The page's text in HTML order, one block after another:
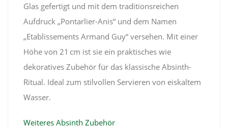
Glas gefertigt und mit dem traditionsreichen
Aufdruck „Pontarlier-Anis“ und dem Namen
„Etablissements Armand Guy“ versehen. Mit einer
Höhe von 21 cm ist sie ein praktisches wie
dekoratives Zubehör für das klassische Absinth-
Ritual. Ideal zum stilvollen Servieren von eiskaltem
Wasser.
Weiteres Absinth Zubehör